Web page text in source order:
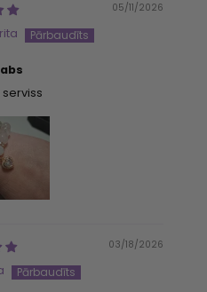
05/11/2026
serviss
03/18/2026